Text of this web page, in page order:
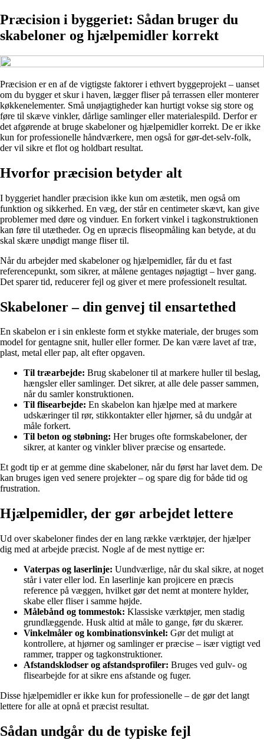
Præcision i byggeriet: Sådan bruger du
skabeloner og hjælpemidler korrekt
Præcision er en af de vigtigste faktorer i ethvert byggeprojekt – uanset
om du bygger et skur i haven, lægger fliser på terrassen eller monterer
køkkenelementer. Små unøjagtigheder kan hurtigt vokse sig store og
føre til skæve vinkler, dårlige samlinger eller materialespild. Derfor er
det afgørende at bruge skabeloner og hjælpemidler korrekt. De er ikke
kun for professionelle håndværkere, men også for gør-det-selv-folk,
der vil sikre et flot og holdbart resultat.
Hvorfor præcision betyder alt
I byggeriet handler præcision ikke kun om æstetik, men også om
funktion og sikkerhed. En væg, der står en centimeter skævt, kan give
problemer med døre og vinduer. En forkert vinkel i tagkonstruktionen
kan føre til utætheder. Og en upræcis fliseopmåling kan betyde, at du
skal skære unødigt mange fliser til.
Når du arbejder med skabeloner og hjælpemidler, får du et fast
referencepunkt, som sikrer, at målene gentages nøjagtigt – hver gang.
Det sparer tid, reducerer fejl og giver et mere professionelt resultat.
Skabeloner – din genvej til ensartethed
En skabelon er i sin enkleste form et stykke materiale, der bruges som
model for gentagne snit, huller eller former. De kan være lavet af træ,
plast, metal eller pap, alt efter opgaven.
Til træarbejde: Brug skabeloner til at markere huller til beslag,
hængsler eller samlinger. Det sikrer, at alle dele passer sammen,
når du samler konstruktionen.
Til flisearbejde: En skabelon kan hjælpe med at markere
udskæringer til rør, stikkontakter eller hjørner, så du undgår at
måle forkert.
Til beton og støbning: Her bruges ofte formskabeloner, der
sikrer, at kanter og vinkler bliver præcise og ensartede.
Et godt tip er at gemme dine skabeloner, når du først har lavet dem. De
kan bruges igen ved senere projekter – og spare dig for både tid og
frustration.
Hjælpemidler, der gør arbejdet lettere
Ud over skabeloner findes der en lang række værktøjer, der hjælper
dig med at arbejde præcist. Nogle af de mest nyttige er:
Vaterpas og laserlinje: Uundværlige, når du skal sikre, at noget
står i vater eller lod. En laserlinje kan projicere en præcis
reference på væggen, hvilket gør det nemt at montere hylder,
skabe eller fliser i samme højde.
Målebånd og tommestok: Klassiske værktøjer, men stadig
grundlæggende. Husk altid at måle to gange, før du skærer.
Vinkelmåler og kombinationsvinkel: Gør det muligt at
kontrollere, at hjørner og samlinger er præcise – især vigtigt ved
rammer, trapper og tagkonstruktioner.
Afstandsklodser og afstandsprofiler: Bruges ved gulv- og
flisearbejde for at sikre ens afstande og fuger.
Disse hjælpemidler er ikke kun for professionelle – de gør det langt
lettere for alle at opnå et præcist resultat.
Sådan undgår du de typiske fejl